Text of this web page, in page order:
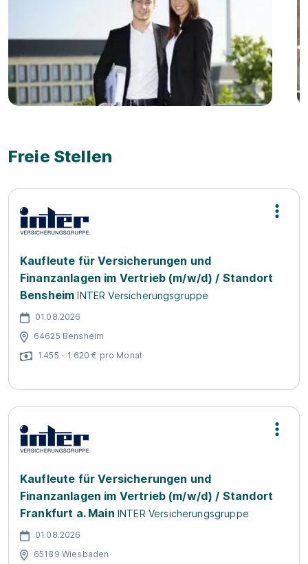
Freie Stellen
Kaufleute für Versicherungen und
Finanzanlagen im Vertrieb (m/w/d) / Standort
Bensheim INTER Versicherungsgruppe
01.08.2026
64625 Bensheim
1.455 - 1.620 € pro Monat
Kaufleute für Versicherungen und
Finanzanlagen im Vertrieb (m/w/d) / Standort
Frankfurt a. Main INTER Versicherungsgruppe
01.08.2026
65189 Wiesbaden